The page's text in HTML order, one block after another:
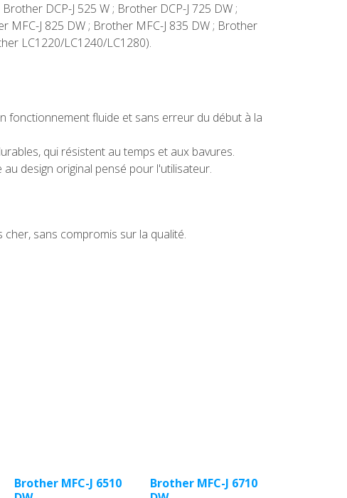
DCP-J 525 W ; Brother DCP-J 725 DW ;
MFC-J 825 DW ; Brother MFC-J 835 DW ; Brother
LC1220/LC1240/LC1280).
fonctionnement fluide et sans erreur du début à la
qui résistent au temps et aux bavures.
design original pensé pour l'utilisateur.
sans compromis sur la qualité.
Brother MFC-J 6510
Brother MFC-J 6710